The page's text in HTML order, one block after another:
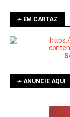
➛ EM CARTAZ
➛ ANUNCIE AQUI